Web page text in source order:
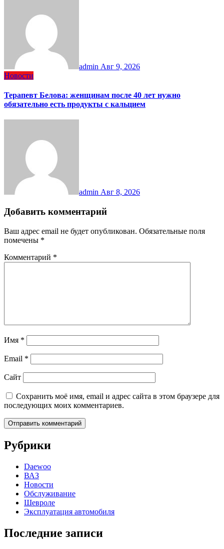
admin Авг 9, 2026
Новости
Терапевт Белова: женщинам после 40 лет нужно
обязательно есть продукты с кальцием
admin Авг 8, 2026
Добавить комментарий
Ваш адрес email не будет опубликован. Обязательные поля
помечены *
Комментарий *
Имя *
Email *
Сайт
Сохранить моё имя, email и адрес сайта в этом браузере для
последующих моих комментариев.
Рубрики
Daewoo
ВАЗ
Новости
Обслуживание
Шевроле
Эксплуатация автомобиля
Последние записи